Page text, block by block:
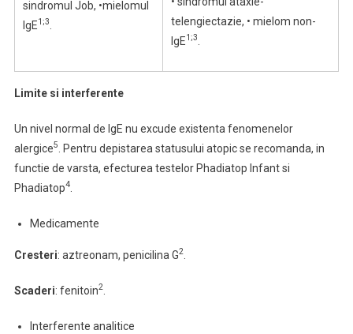
sindromul Job, •mielomul
IgE1;3
telengiectazie, • mielom non-
IgE1;3
Limite si interferente
Un nivel normal de IgE nu excude existenta fenomenelor
alergice5
. Pentru depistarea statusului atopic se recomanda, in
functie de varsta, efecturea testelor Phadiatop Infant si
Phadiatop4.
Medicamente
Cresteri: aztreonam, penicilina G2.
Scaderi: fenitoin2.
Interferente analitice